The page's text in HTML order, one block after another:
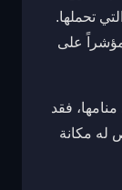
تحملها.
على
فقد
له مكانة